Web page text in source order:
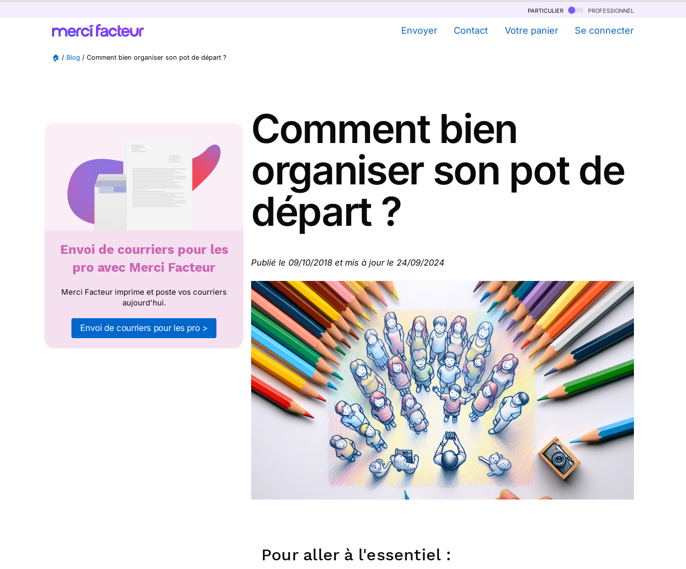
particulier professionnel
Envoyer Contact Votre panier Se connecter
🏠 / Blog / Comment bien organiser son pot de départ ?
Envoi de courriers pour les
pro avec Merci Facteur
Merci Facteur imprime et poste vos courriers
aujourd'hui.
Envoi de courriers pour les pro >
Comment bien
organiser son pot de
départ ?
Publié le 09/10/2018 et mis à jour le 24/09/2024
Pour aller à l'essentiel :